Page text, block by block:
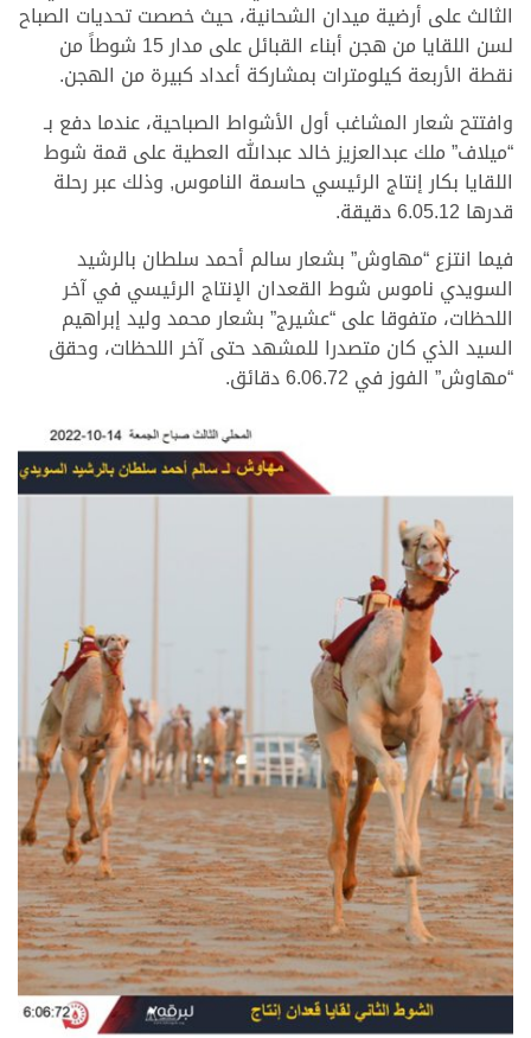
الثالث على أرضية ميدان الشحانية، حيث خصصت تحديات الصباح
لسن اللقايا من هجن أبناء القبائل على مدار 15 شوطاً من
نقطة الأربعة كيلومترات بمشاركة أعداد كبيرة من الهجن.
وافتتح شعار المشاغب أول الأشواط الصباحية، عندما دفع بـ
“ميلاف” ملك عبدالعزيز خالد عبدالله العطية على قمة شوط
اللقايا بكار إنتاج الرئيسي حاسمة الناموس, وذلك عبر رحلة
قدرها 6.05.12 دقيقة.
فيما انتزع “مهاوش” بشعار سالم أحمد سلطان بالرشيد
السويدي ناموس شوط القعدان الإنتاج الرئيسي في آخر
اللحظات، متفوقا على “عشيرج” بشعار محمد وليد إبراهيم
السيد الذي كان متصدرا للمشهد حتى آخر اللحظات، وحقق
“مهاوش” الفوز في 6.06.72 دقائق.